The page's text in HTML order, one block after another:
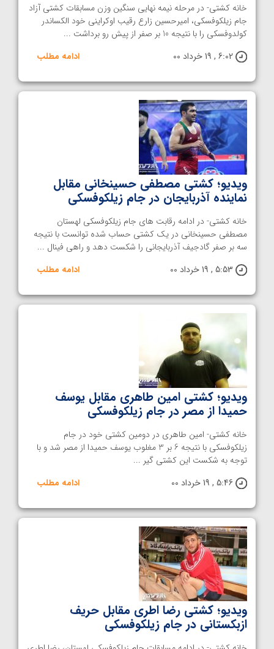
خانه کشتی- در مرحله نیمه نهایی سنگین وزن مسابقات کشتی آزاد
جام زیلکوفسکی، امیرحسین زارع رقیب اوکراینی خود الکساندر
کولدوفسکی را با نتیجه 10 بر صفر از پیش رو برداشت ...
6:02 , 19 خرداد 00
ادامه مطلب
ویدیو؛ کشتی مصطفی حسینخانی مقابل
نماینده آذربایجان در جام زیلکوفسکی
خانه کشتی- در ادامه رقابت های جام زیلکوفسکی لهستان
مصطفی حسینخانی در یک کشتی حساب شده توانست با نتیجه
سه بر صفر گادجیف آذربایجانی را شکست دهد و راهی فینال ...
5:53 , 19 خرداد 00
ادامه مطلب
ویدیو؛ کشتی امین طاهری مقابل یوسف
حمیدا از مصر در جام زیلکوفسکی
خانه کشتی- امین طاهری در دومین کشتی خود در جام
زیلکوفسکی با نتیجه 6 بر 3 مغلوب یوسف حمیدا از مصر شد و با
توجه به شکست این کشتی گیر ...
5:46 , 19 خرداد 00
ادامه مطلب
ویدیو؛ کشتی رضا اطری مقابل حریف
ازبکستانی در جام زیلکوفسکی